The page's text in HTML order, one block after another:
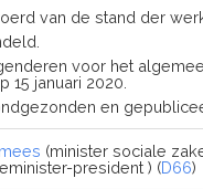
van de stand der
voor het
januari 2020.
en
(minister sociale
president ) (D66)